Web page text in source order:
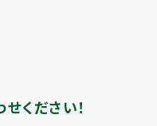
ください！